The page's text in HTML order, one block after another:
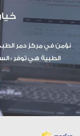
نؤمن في مركز دمر
الطبية هي توفر :